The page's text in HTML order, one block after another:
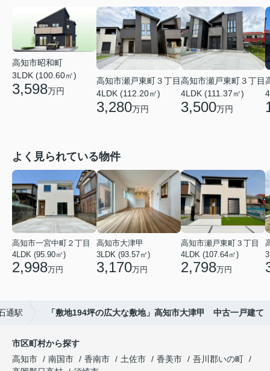
高知市昭和町
3LDK (100.60㎡)
3,598万円
高知市瀬戸東町３丁目
4LDK (112.20㎡)
3,280万円
高知市瀬戸東町３丁目
4LDK (111.37㎡)
3,500万円
よく見られている物件
高知市一宮中町２丁目
4LDK (95.90㎡)
2,998万円
高知市大津甲
3LDK (93.57㎡)
3,170万円
高知市瀬戸東町３丁目
4LDK (107.64㎡)
2,798万円
通駅 「敷地194坪の広大な敷地」高知市大津甲 中古一戸建て
市区町村から探す
高知市
南国市 香南市 土佐市 香美市
吾川郡いの町